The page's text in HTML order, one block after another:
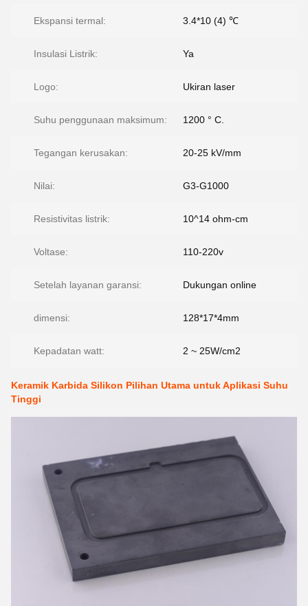
Ekspansi termal: 3.4*10 (4) ℃
Insulasi Listrik: Ya
Logo: Ukiran laser
Suhu penggunaan maksimum: 1200 ° C.
Tegangan kerusakan: 20-25 kV/mm
Nilai: G3-G1000
Resistivitas listrik: 10^14 ohm-cm
Voltase: 110-220v
Setelah layanan garansi: Dukungan online
dimensi: 128*17*4mm
Kepadatan watt: 2 ~ 25W/cm2
Keramik Karbida Silikon Pilihan Utama untuk Aplikasi Suhu
Tinggi